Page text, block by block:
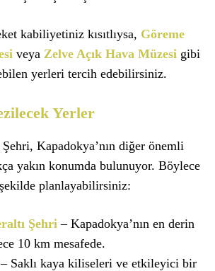
kabiliyetiniz kısıtlıysa, Göreme
veya Zelve Açık Hava Müzesi gibi
yerleri tercih edebilirsiniz.
Yerler
Kapadokya’nın diğer önemli
yakın konumda bulunuyor. Böylece
planlayabilirsiniz:
Şehri – Kapadokya’nın en derin
10 km mesafede.
– Saklı kaya kiliseleri ve etkileyici bir